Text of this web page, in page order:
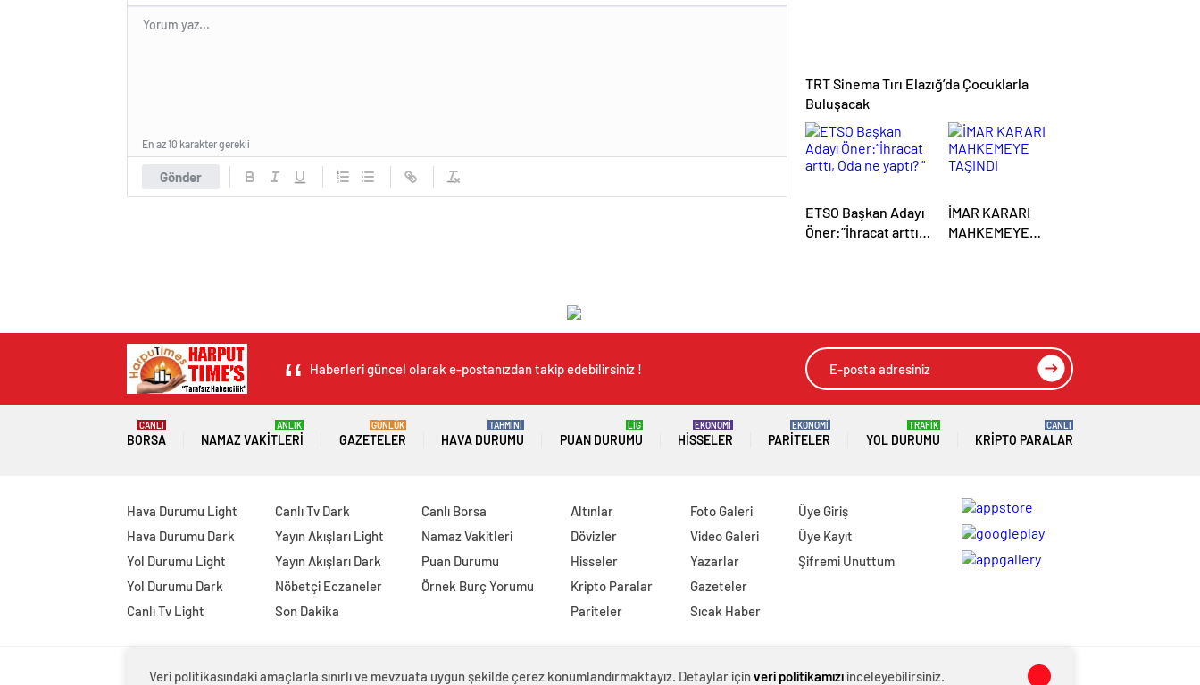
Gönder
En az 10 karakter gerekli
TRT Sinema Tırı Elazığ’da Çocuklarla
Buluşacak
ETSO Başkan Adayı
Öner:”İhracat arttı,
İMAR KARARI
MAHKEMEYE
Haberleri güncel olarak e-postanızdan takip edebilirsiniz !
BORSA
CANLI
NAMAZ VAKITLERI
ANLIK
GAZETELER
GÜNLÜK
HAVA DURUMU
TAHMİNİ
PUAN DURUMU
LİG
HISSELER
EKONOMİ
PARITELER
EKONOMİ
YOL DURUMU
TRAFİK
KRIPTO PARALAR
CANLI
Hava Durumu Light
Hava Durumu Dark
Yol Durumu Light
Yol Durumu Dark
Canlı Tv Light
Canlı Tv Dark
Yayın Akışları Light
Yayın Akışları Dark
Nöbetçi Eczaneler
Son Dakika
Canlı Borsa
Namaz Vakitleri
Puan Durumu
Örnek Burç Yorumu
Altınlar
Dövizler
Hisseler
Kripto Paralar
Pariteler
Foto Galeri
Video Galeri
Yazarlar
Gazeteler
Sıcak Haber
Üye Giriş
Üye Kayıt
Şifremi Unuttum
Veri politikasındaki amaçlarla sınırlı ve mevzuata uygun şekilde çerez konumlandırmaktayız. Detaylar için veri politikamızıinceleyebilirsiniz.